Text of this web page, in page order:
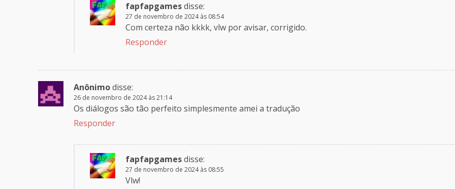
fapfapgamesdisse:
27 de novembro de 2024 às 08:54
Com certeza não kkkk, vlw por avisar, corrigido.
Responder
Anônimodisse:
26 de novembro de 2024 às 21:14
Os diálogos são tão perfeito simplesmente amei a tradução
Responder
fapfapgamesdisse:
27 de novembro de 2024 às 08:55
Vlw!